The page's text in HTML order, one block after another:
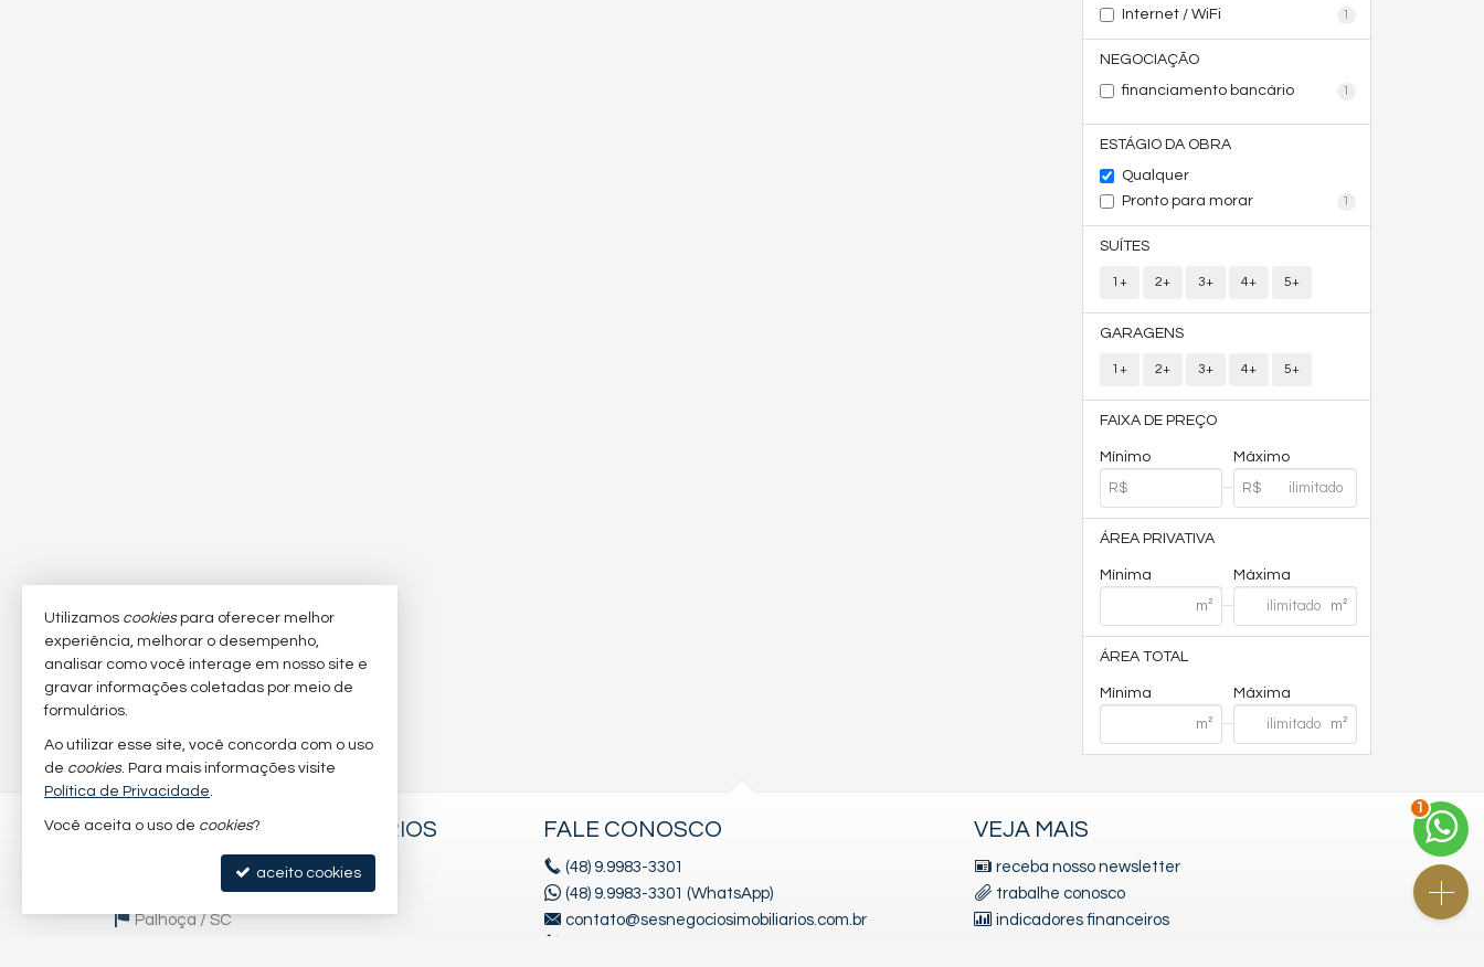
Internet / WiFi 1
NEGOCIAÇÃO
financiamento bancário
1
ESTÁGIO DA OBRA
Qualquer
Pronto para morar
1
SUÍTES
1+ 2+ 3+ 4+ 5+
GARAGENS
1+ 2+ 3+ 4+ 5+
FAIXA DE PREÇO
Mínimo Máximo
ÁREA PRIVATIVA
Mínima Máxima
ÁREA TOTAL
Mínima Máxima
S&S NEGÓCIOS IMOBILIÁRIOS
Cidade Universitária Pedra Branca
Palhoça / SC
FALE CONOSCO
(48) 9.9983-3301
(48) 9.9983-3301 (WhatsApp)
contato@sesnegociosimobiliarios.com.br
VEJA MAIS
receba nosso newsletter
trabalhe conosco
indicadores financeiros
1
Utilizamos cookiespara oferecer melhor
experiência, melhorar o desempenho,
analisar como você interage em nosso site e
gravar informações coletadas por meio de
formulários.
Ao utilizar esse site, você concorda com o uso
de cookies. Para mais informações visite
Política de Privacidade.
Você aceita o uso de cookies?
aceito cookies